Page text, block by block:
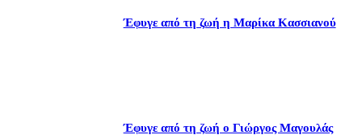
Έφυγε από τη ζωή η Μαρίκα Κασσιανού
Έφυγε από τη ζωή ο Γιώργος Μαγουλάς